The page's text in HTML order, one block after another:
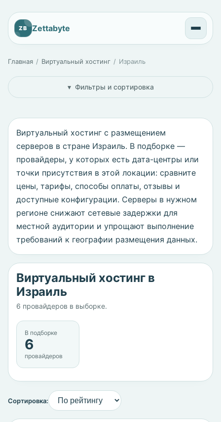
ZB Zettabyte
Главная Виртуальный хостинг Израиль
Фильтры и сортировка
Виртуальный хостинг с размещением
серверов в стране Израиль. В подборке —
провайдеры, у которых есть дата-центры или
точки присутствия в этой локации: сравните
цены, тарифы, способы оплаты, отзывы и
доступные конфигурации. Серверы в нужном
регионе снижают сетевые задержки для
местной аудитории и упрощают выполнение
требований к географии размещения данных.
Виртуальный хостинг в
Израиль
6 провайдеров в выборке.
В подборке
6
провайдеров
Сортировка: